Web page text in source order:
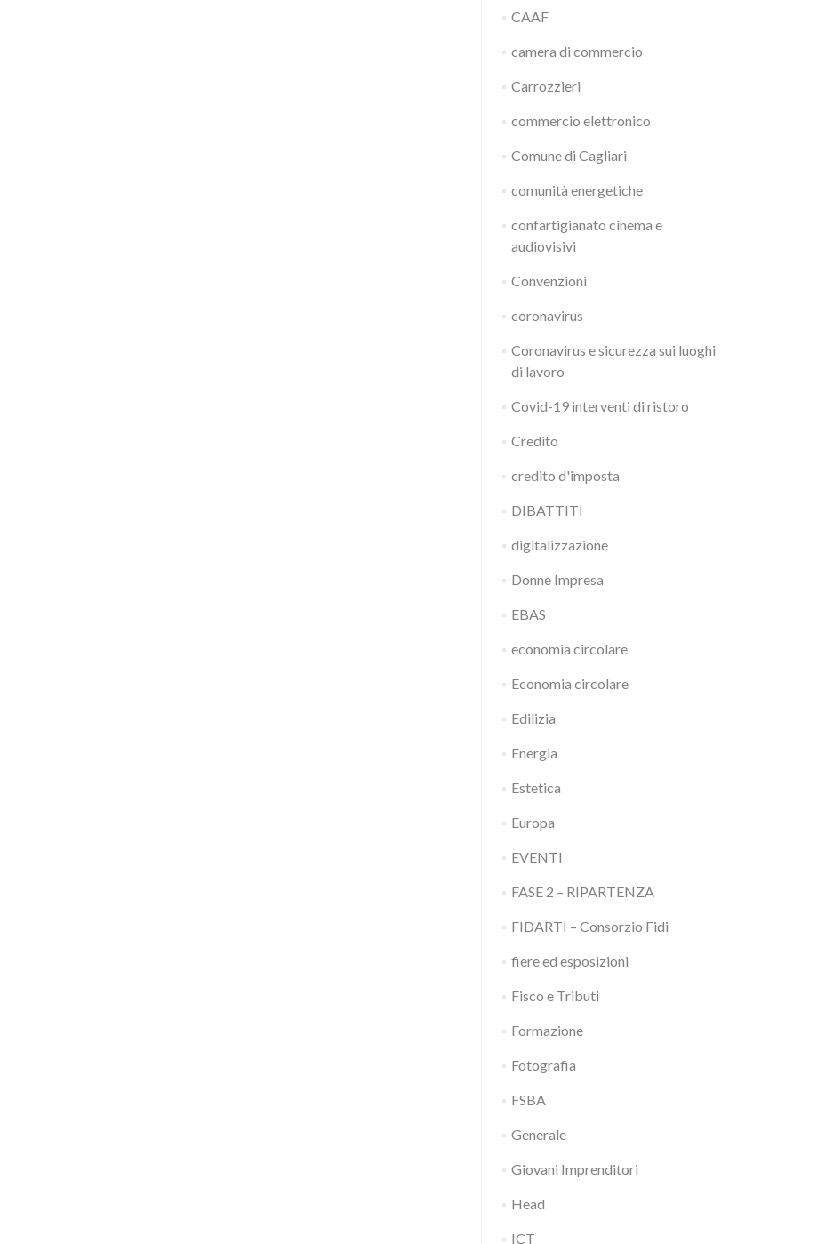
CAAF
camera di commercio
Carrozzieri
commercio elettronico
Comune di Cagliari
comunità energetiche
confartigianato cinema e
audiovisivi
Convenzioni
coronavirus
Coronavirus e sicurezza sui luoghi
di lavoro
Covid-19 interventi di ristoro
Credito
credito d'imposta
DIBATTITI
digitalizzazione
Donne Impresa
EBAS
economia circolare
Economia circolare
Edilizia
Energia
Estetica
Europa
EVENTI
FASE 2 – RIPARTENZA
FIDARTI – Consorzio Fidi
fiere ed esposizioni
Fisco e Tributi
Formazione
Fotografia
FSBA
Generale
Giovani Imprenditori
Head
ICT